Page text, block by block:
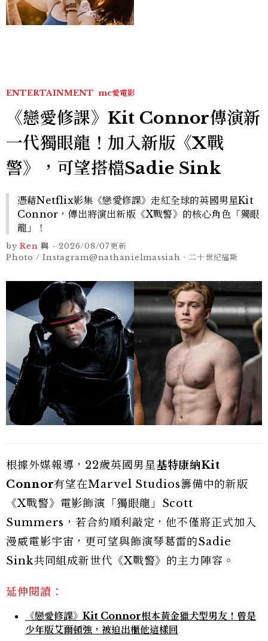
ENTERTAINMENT mc愛電影
《戀愛修課》Kit Connor傳演新
一代獨眼龍！加入新版《X戰
警》，可望搭檔Sadie Sink
憑藉Netflix影集《戀愛修課》走紅全球的英國男星Kit
Connor，傳出將演出新版《X戰警》的核心角色「獨眼
龍」！
by Ren與 -2026/08/07更新
Photo / Instagram@nathanielmassiah、二十世紀福斯
根據外媒報導，22歲英國男星基特康納Kit
Connor有望在Marvel Studios籌備中的新版
《X戰警》電影飾演「獨眼龍」Scott
Summers，若合約順利敲定，他不僅將正式加入
漫威電影宇宙，更可望與飾演琴葛雷的Sadie
Sink共同組成新世代《X戰警》的主力陣容。
延伸閱讀：
《戀愛修課》Kit Connor根本黃金獵犬型男友！曾是
少年版艾爾頓強，被迫出櫃他這樣回